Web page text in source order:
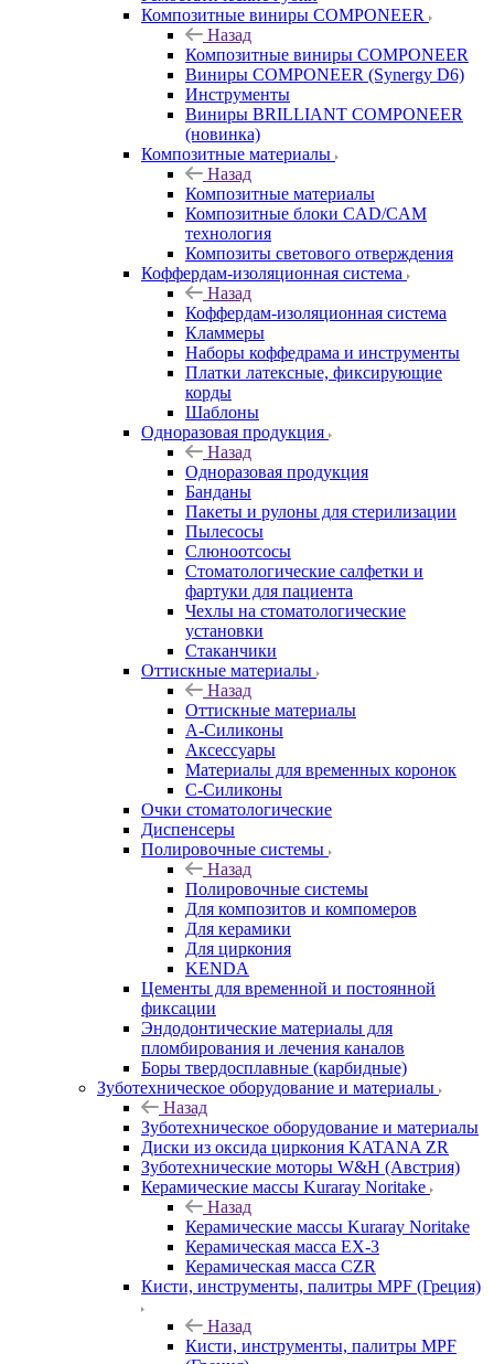
Композитные виниры COMPONEER
Назад
Композитные виниры COMPONEER
Виниры COMPONEER (Synergy D6)
Инструменты
Виниры BRILLIANT COMPONEER
(новинка)
Композитные материалы
Назад
Композитные материалы
Композитные блоки CAD/СAM
технология
Композиты светового отверждения
Коффердам-изоляционная система
Назад
Коффердам-изоляционная система
Кламмеры
Наборы коффедрама и инструменты
Платки латексные, фиксирующие
корды
Шаблоны
Одноразовая продукция
Назад
Одноразовая продукция
Банданы
Пакеты и рулоны для стерилизации
Пылесосы
Слюноотсосы
Стоматологические салфетки и
фартуки для пациента
Чехлы на стоматологические
установки
Стаканчики
Оттискные материалы
Назад
Оттискные материалы
А-Силиконы
Аксессуары
Материалы для временных коронок
С-Силиконы
Очки стоматологические
Диспенсеры
Полировочные системы
Назад
Полировочные системы
Для композитов и компомеров
Для керамики
Для циркония
KENDA
Цементы для временной и постоянной
фиксации
Эндодонтические материалы для
пломбирования и лечения каналов
Боры твердосплавные (карбидные)
Зуботехническое оборудование и материалы
Назад
Зуботехническое оборудование и материалы
Диски из оксида циркония KATANA ZR
Зуботехнические моторы W&H (Австрия)
Керамические массы Kuraray Noritake
Назад
Керамические массы Kuraray Noritake
Керамическая масса EX-3
Керамическая масса CZR
Кисти, инструменты, палитры MPF (Греция)
Назад
Кисти, инструменты, палитры MPF